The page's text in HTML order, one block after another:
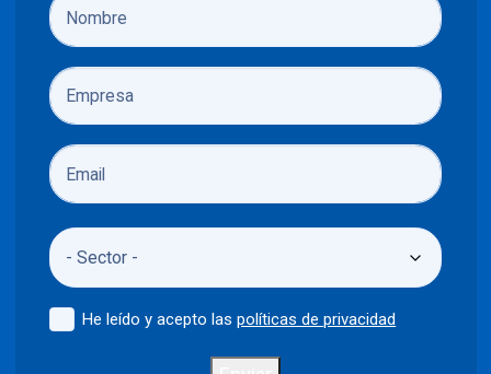
He leído y acepto laspolíticas de privacidad